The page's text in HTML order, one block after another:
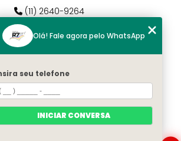
(11) 2640-9264
(11) 98784-6664
MENU
Home
Quem somos
Contato
Olá! Fale agora pelo WhatsApp
seu telefone
INICIAR CONVERSA